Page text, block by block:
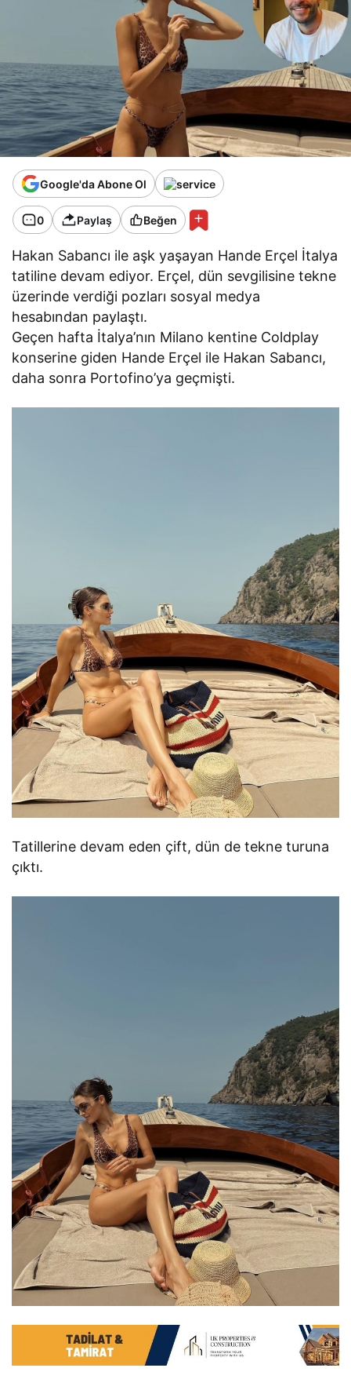
Google'da Abone Ol
0 Paylaş Beğen
Hakan Sabancı ile aşk yaşayan Hande Erçel İtalya
tatiline devam ediyor. Erçel, dün sevgilisine tekne
üzerinde verdiği pozları sosyal medya
hesabından paylaştı.
Geçen hafta İtalya’nın Milano kentine Coldplay
konserine giden Hande Erçel ile Hakan Sabancı,
daha sonra Portofino’ya geçmişti.
Tatillerine devam eden çift, dün de tekne turuna
çıktı.